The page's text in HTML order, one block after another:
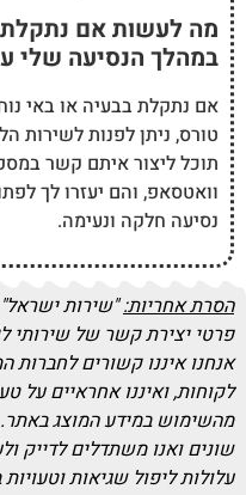
מה לעשות אם
במהלך הנסיעה שלי
אם נתקלת בבעיה או באי
טורס, ניתן לפנות לשירות
תוכל ליצור איתם קשר
וואטסאפ, והם יעזרו לך
נסיעה חלקה ונעימה.
הסרת אחריות:"שירות
פרטי יצירת קשר של שירותי
אנחנו איננו קשורים
לקוחות, ואיננו אחראיים על
מהשימוש במידע המוצג
שונים ואנו משתדלים לדייק
עלולות ליפול שגיאות